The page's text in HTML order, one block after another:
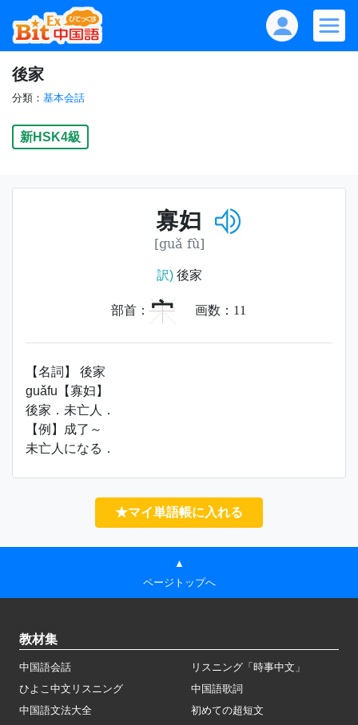
後家
分類： 基本会話
新HSK4級
寡妇
[guǎ fù]
訳)後家
部首： 宀 画数： 11
【名詞】 後家
guǎfu【寡妇】
後家．未亡人．
【例】成了～
未亡人になる．
★マイ単語帳に入れる
▲
ページトップへ
教材集
中国語会話
リスニング「時事中文」
ひよこ中文リスニング
中国語歌詞
中国語文法大全
初めての超短文